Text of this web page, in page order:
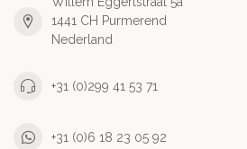
1441 CH Purmerend
Nederland
+31 (0)299 41 53 71
+31 (0)6 18 23 05 92